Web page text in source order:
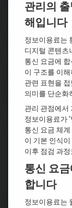
관리의
해입니다
정보이용료는
디지털 콘텐츠
통신 요금에
이 구조를 이
관련 표현을 접
의미를 단순화
관리 관점에서
정보이용료가
통신 요금 체
이 기본 인식
이후 점검 과
통신 요
합니다
정보이용료는